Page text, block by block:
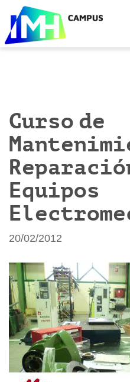
e
Curso de
Equipos
20/02/2012